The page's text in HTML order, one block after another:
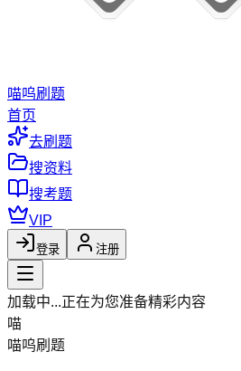
喵呜刷题
首页
去刷题
搜资料
搜考题
VIP
登录 注册
加载中...正在为您准备精彩内容
喵
喵呜刷题